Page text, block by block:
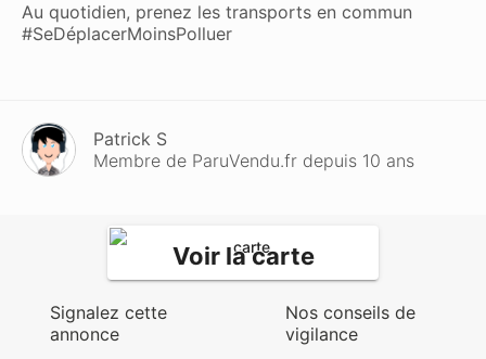
Au quotidien, prenez les transports en commun
#SeDéplacerMoinsPolluer
Patrick S
Membre de ParuVendu.fr depuis 10 ans
Voir la carte
Signalez cette
annonce
Nos conseils de
vigilance